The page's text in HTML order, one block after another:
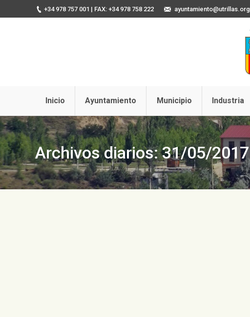
+34 978 757 001 | FAX: +34 978 758 222 ayuntamiento@utrillas.org
Inicio Ayuntamiento Municipio Industria
Archivos diarios:31/05/2017